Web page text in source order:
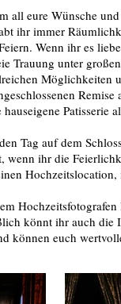
eure Wünsche
ihr immer
Wenn ihr es
unter
Möglichkeiten
Patisserie
Tag auf dem
ihr die
könnt ihr auch die
euch